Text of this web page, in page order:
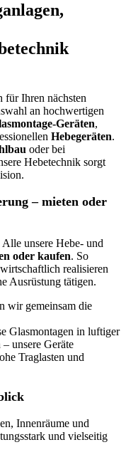
für Ihren nächsten
an hochwertigen
Geräten,
Hebegeräten.
oder bei
Hebetechnik sorgt
– mieten oder
unsere Hebe- und
oder kaufen. So
realisieren
Ausrüstung tätigen.
wir gemeinsam die
Glasmontagen in luftiger
unsere Geräte
Traglasten und
Innenräume und
und vielseitig